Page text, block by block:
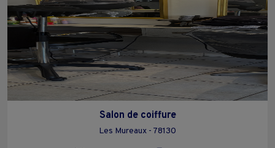
Salon de coiffure
Les Mureaux - 78130